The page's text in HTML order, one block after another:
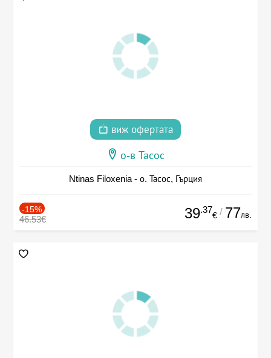
виж офертата
о-в Тасос
Ntinas Filoxenia - о. Тасос, Гърция
-15%
46.53€ 39.37
€ / 77лв.